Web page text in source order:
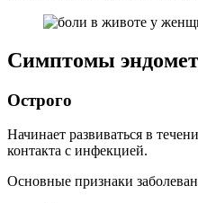
Симптомы
Острого
Начинает развиваться в
контакта с инфекцией.
Основные признаки